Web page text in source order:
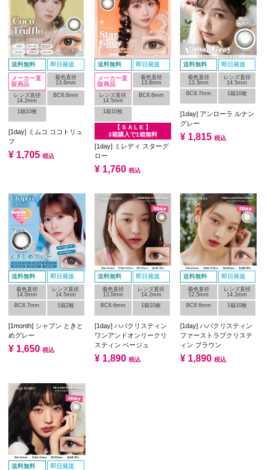
送料無料 即日発送
メーカー直
販商品
着色直径
13.6mm
レンズ直径
14.2mm
BC8.6mm
1箱10枚
[1day] ミムコ ココトリュ
フ
¥ 1,705 税込
送料無料 即日発送
メーカー直
販商品
着色直径
13.8mm
レンズ直径
14.5mm
BC8.6mm
1箱10枚
【 S A L E 】
3箱購入で1箱無料
[1day] ミレディ スターグ
ロー
¥ 1,760 税込
送料無料 即日発送
着色直径
13.3mm
レンズ直径
14.5mm
BC8.7mm
1箱10枚
[1day] アンローラ ルナン
グレー
¥ 1,815 税込
送料無料 即日発送
着色直径
14.0mm
レンズ直径
14.5mm
BC8.7mm
1箱2枚
[1month] シャプン ときと
めグレー
¥ 1,650 税込
送料無料 即日発送
着色直径
13.0mm
レンズ直径
14.2mm
BC8.6mm
1箱10枚
[1day] ハパクリスティン
ワンアンドオンリークリ
スティン ベージュ
¥ 1,890 税込
送料無料 即日発送
着色直径
12.5mm
レンズ直径
14.2mm
BC8.6mm
1箱10枚
[1day] ハパクリスティン
ファーストラブクリステ
ィン ブラウン
¥ 1,890 税込
送料無料 即日発送